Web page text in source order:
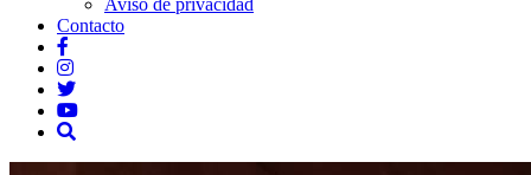
Aviso de privacidad
Contacto